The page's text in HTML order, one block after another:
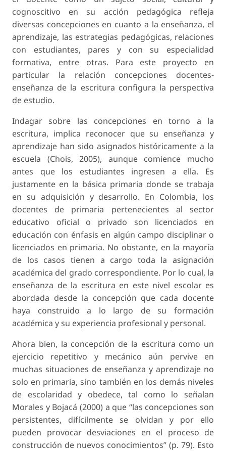
cognoscitivo en su acción pedagógica refleja
diversas concepciones en cuanto a la enseñanza, el
aprendizaje, las estrategias pedagógicas, relaciones
con estudiantes, pares y con su especialidad
formativa, entre otras. Para este proyecto en
particular la relación concepciones docentes-
enseñanza de la escritura configura la perspectiva
de estudio.
Indagar sobre las concepciones en torno a la
escritura, implica reconocer que su enseñanza y
aprendizaje han sido asignados históricamente a la
escuela (Chois, 2005), aunque comience mucho
antes que los estudiantes ingresen a ella. Es
justamente en la básica primaria donde se trabaja
en su adquisición y desarrollo. En Colombia, los
docentes de primaria pertenecientes al sector
educativo oficial o privado son licenciados en
educación con énfasis en algún campo disciplinar o
licenciados en primaria. No obstante, en la mayoría
de los casos tienen a cargo toda la asignación
académica del grado correspondiente. Por lo cual, la
enseñanza de la escritura en este nivel escolar es
abordada desde la concepción que cada docente
haya construido a lo largo de su formación
académica y su experiencia profesional y personal.
Ahora bien, la concepción de la escritura como un
ejercicio repetitivo y mecánico aún pervive en
muchas situaciones de enseñanza y aprendizaje no
solo en primaria, sino también en los demás niveles
de escolaridad y obedece, tal como lo señalan
Morales y Bojacá (2000) a que “las concepciones son
persistentes, difícilmente se olvidan y por ello
pueden provocar desviaciones en el proceso de
construcción de nuevos conocimientos” (p. 79). Esto